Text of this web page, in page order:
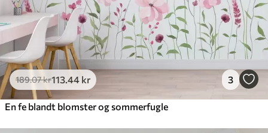
Peel and Stick
666 .67400.00 kr/m²
189.07kr113.44 kr 3
En fe blandt blomster og sommerfugle